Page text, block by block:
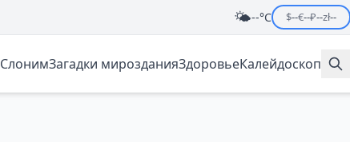
🌤️--°C $--€--₽--zł--
СлонимЗагадки мирозданияЗдоровьеКалейдоскоп